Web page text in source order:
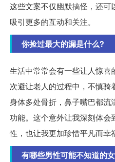
这些文案不仅幽默搞怪，还可
吸引更多的互动和关注。
你捡过最大的漏是什么?
生活中常常会有一些让人惊喜
次避让老人的过程中，不慎
身体多处骨折，鼻子嘴巴都流
功能。这个意外让我深刻体会
性，也让我更加珍惜平凡而幸
有哪些男性可能不知道的